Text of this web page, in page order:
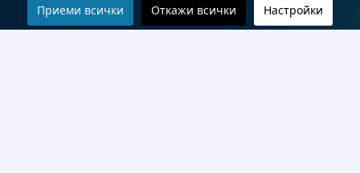
Приеми всички Откажи всички Настройки